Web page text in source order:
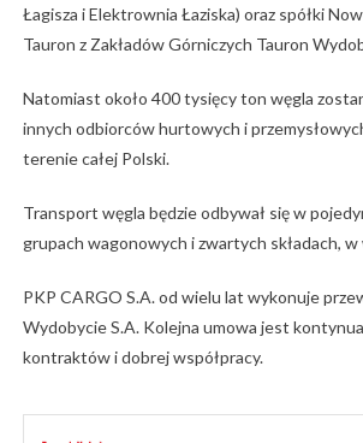
Łagisza i Elektrownia Łaziska) oraz spółki
Tauron z Zakładów Górniczych Tauron
Natomiast około 400 tysięcy ton węgla
innych odbiorców hurtowych i
terenie całej Polski.
Transport węgla będzie odbywał się w
grupach wagonowych i zwartych składach, w
PKP CARGO S.A. od wielu lat wykonuje
Wydobycie S.A. Kolejna umowa jest
kontraktów i dobrej współpracy.